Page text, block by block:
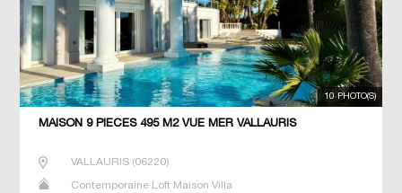
10 PHOTO(S)
MAISON 9 PIECES 495 M2 VUE MER VALLAURIS
VALLAURIS(06220)
Contemporaine Loft Maison Villa